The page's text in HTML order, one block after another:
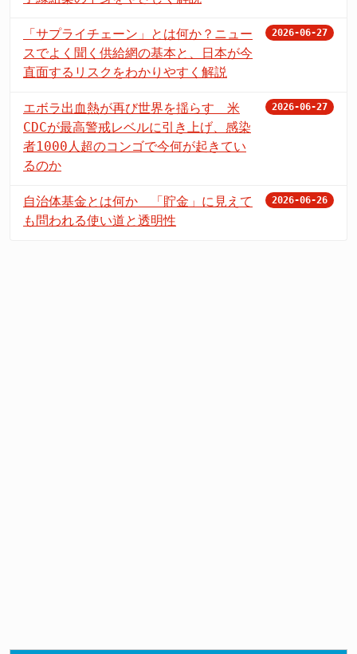
「サプライチェーン」とは何か？ニュー
スでよく聞く供給網の基本と、日本が今
直面するリスクをわかりやすく解説
2026-06-27
エボラ出血熱が再び世界を揺らす 米
CDCが最高警戒レベルに引き上げ、感染
者1000人超のコンゴで今何が起きてい
るのか
2026-06-27
自治体基金とは何か 「貯金」に見えて
も問われる使い道と透明性
2026-06-26